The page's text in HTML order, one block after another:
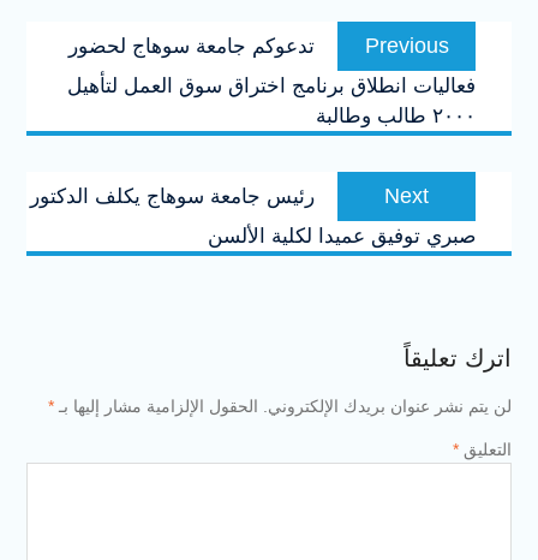
تصفّح
المقالاتPrevious
Previous
post:
تدعوكم جامعة سوهاج لحضور
فعاليات انطلاق برنامج اختراق سوق العمل لتأهيل
٢٠٠٠ طالب وطالبة
Next
post:
رئيس جامعة سوهاج يكلف الدكتور
صبري توفيق عميدا لكلية الألسن
اترك تعليقاً
لن يتم نشر عنوان بريدك الإلكتروني. الحقول الإلزامية مشار إليها بـ *
التعليق *